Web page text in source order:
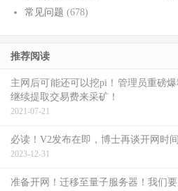
常见问题 (678)
推荐阅读
主网后可能还可以挖pi！管理员重磅
继续提取交易费来采矿！
2021-07-21
必读！V2发布在即，博士再谈开网时
2023-12-31
准备开网！迁移至量子服务器！我们